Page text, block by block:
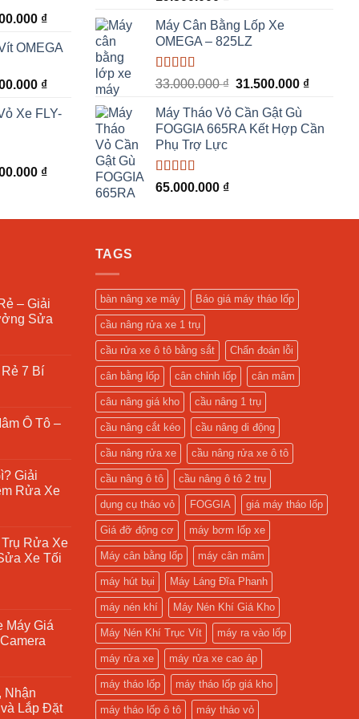
6.800.000 ₫.
₫Giá
tại
44.500.000 ₫.
OMEGA
₫.
₫Giá
tại
44.500.000 ₫.
Xe FLY-
₫.
₫Giá
là:
sao
Máy Cân Bằng Lốp Xe
OMEGA – 825LZ
Được xếp
sao
33.000.000₫ Giá
là:
33.000.000 ₫.
31.500.000 ₫Giá
là:
Máy Tháo Vỏ Cần Gật Gù
FOGGIA 665RA Kết Hợp Cần
Phụ Trợ Lực
Được xếp
65.000.000 ₫
– Giải
Sửa
7 Bí
Ô Tô –
Giải
Rửa Xe
Rửa Xe
Xe Tối
Máy Giá
Nhận
Lắp Đặt
TAGS
bàn nâng xe máy Báo giá máy tháo lốp
cầu nâng rửa xe 1 trụ
cầu rửa xe ô tô bằng sắt Chẩn đoán lỗi
cân bằng lốp cân chỉnh lốp cân mâm
câu nâng giá kho cầu nâng 1 trụ
cầu nâng cắt kéo cầu nâng di động
cầu nâng rửa xe cầu nâng rửa xe ô tô
cầu nâng ô tô cầu nâng ô tô 2 trụ
dụng cụ tháo vỏ FOGGIA giá máy tháo lốp
Giá đỡ động cơ máy bơm lốp xe
Máy cân bằng lốp máy cân mâm
máy hút bụi Máy Láng Đĩa Phanh
máy nén khí Máy Nén Khí Giá Kho
Máy Nén Khí Trục Vít máy ra vào lốp
máy rửa xe máy rửa xe cao áp
máy tháo lốp máy tháo lốp giá kho
máy tháo lốp ô tô máy tháo vỏ